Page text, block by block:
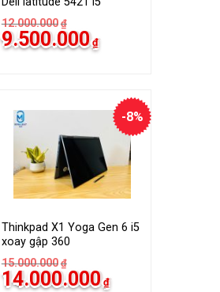
12.000.000 ₫
9.500.000 ₫
-8%
Thinkpad X1 Yoga Gen 6 i5
xoay gập 360
15.000.000 ₫
14.000.000 ₫